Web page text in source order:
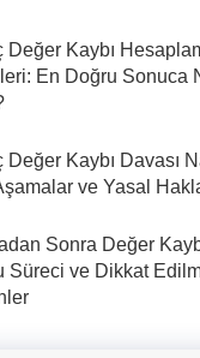
Değer Kaybı
En Doğru Sonuca
Değer Kaybı Davası
ve Yasal
Sonra Değer
Süreci ve Dikkat